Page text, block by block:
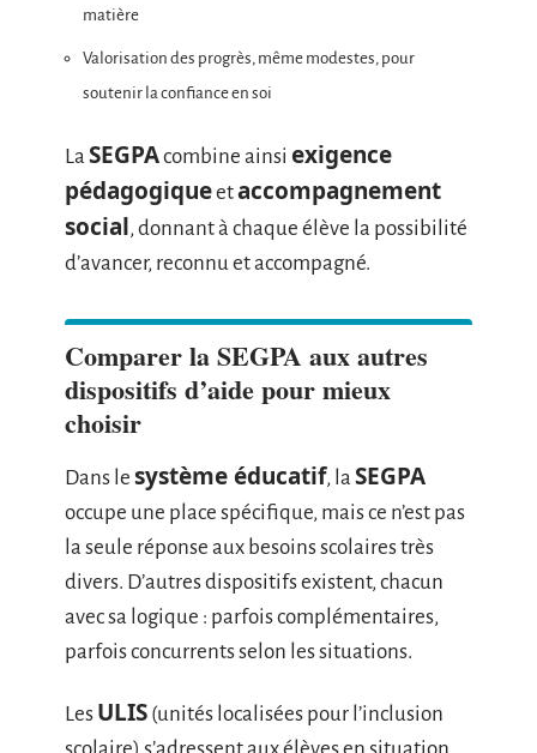
matière
Valorisation des progrès, même modestes, pour
soutenir la confiance en soi
La SEGPAcombine ainsi exigence
pédagogiqueetaccompagnement
social, donnant à chaque élève la possibilité
d’avancer, reconnu et accompagné.
Comparer la SEGPA aux autres
dispositifs d’aide pour mieux
choisir
Dans le système éducatif, la SEGPA
occupe une place spécifique, mais ce n’est pas
la seule réponse aux besoins scolaires très
divers. D’autres dispositifs existent, chacun
avec sa logique : parfois complémentaires,
parfois concurrents selon les situations.
Les ULIS (unités localisées pour l’inclusion